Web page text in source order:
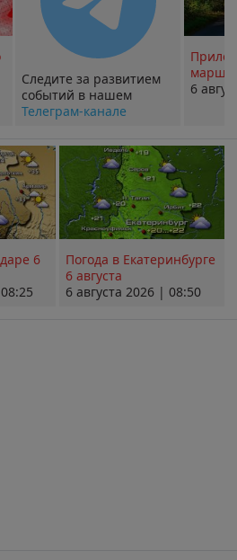
Следите за развитием
событий в нашем
Телеграм-канале
6
6
Погода в Екатеринбурге
6 августа
6 августа 2026 | 08:50